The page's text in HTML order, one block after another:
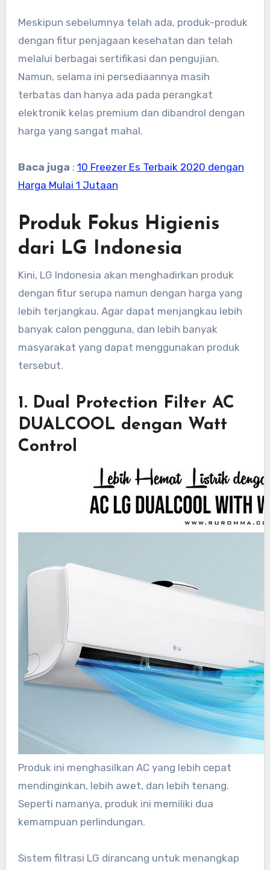
Meskipun sebelumnya telah ada, produk-produk
dengan fitur penjagaan kesehatan dan telah
melalui berbagai sertifikasi dan pengujian.
Namun, selama ini persediaannya masih
terbatas dan hanya ada pada perangkat
elektronik kelas premium dan dibandrol dengan
harga yang sangat mahal.
Baca juga : 10 Freezer Es Terbaik 2020 dengan
Harga Mulai 1 Jutaan
Produk Fokus Higienis
dari LG Indonesia
Kini, LG Indonesia akan menghadirkan produk
dengan fitur serupa namun dengan harga yang
lebih terjangkau. Agar dapat menjangkau lebih
banyak calon pengguna, dan lebih banyak
masyarakat yang dapat menggunakan produk
tersebut.
1. Dual Protection Filter AC
DUALCOOL dengan Watt
Control
Produk ini menghasilkan AC yang lebih cepat
mendinginkan, lebih awet, dan lebih tenang.
Seperti namanya, produk ini memiliki dua
kemampuan perlindungan.
Sistem filtrasi LG dirancang untuk menangkap